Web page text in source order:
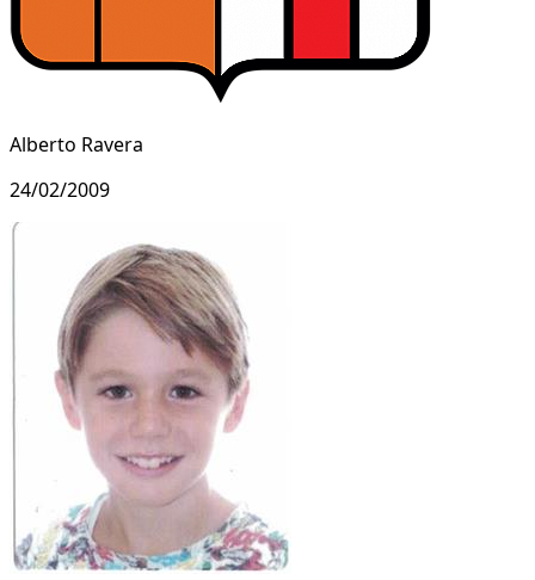
Alberto Ravera
24/02/2009